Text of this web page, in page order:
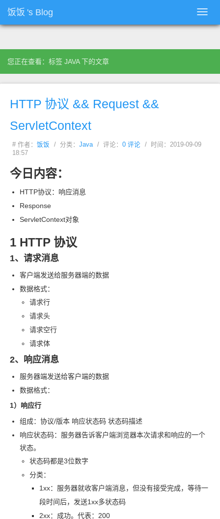
饭饭 's Blog
您正在查看：标签 JAVA 下的文章
HTTP 协议 && Request &&
ServletContext
# 作者： 饭饭 / 分类： Java / 评论： 0 评论
/ 时间：2019-09-09
18:57
今日内容：
HTTP协议：响应消息
Response
ServletContext对象
1 HTTP 协议
1、请求消息
客户端发送给服务器端的数据
数据格式：
请求行
请求头
请求空行
请求体
2、响应消息
服务器端发送给客户端的数据
数据格式：
1）响应行
组成：协议/版本 响应状态码 状态码描述
响应状态码：服务器告诉客户端浏览器本次请求和响应的一个
状态。
状态码都是3位数字
分类：
1xx：服务器就收客户端消息，但没有接受完成，等待一
段时间后，发送1xx多状态码
2xx：成功。代表：200